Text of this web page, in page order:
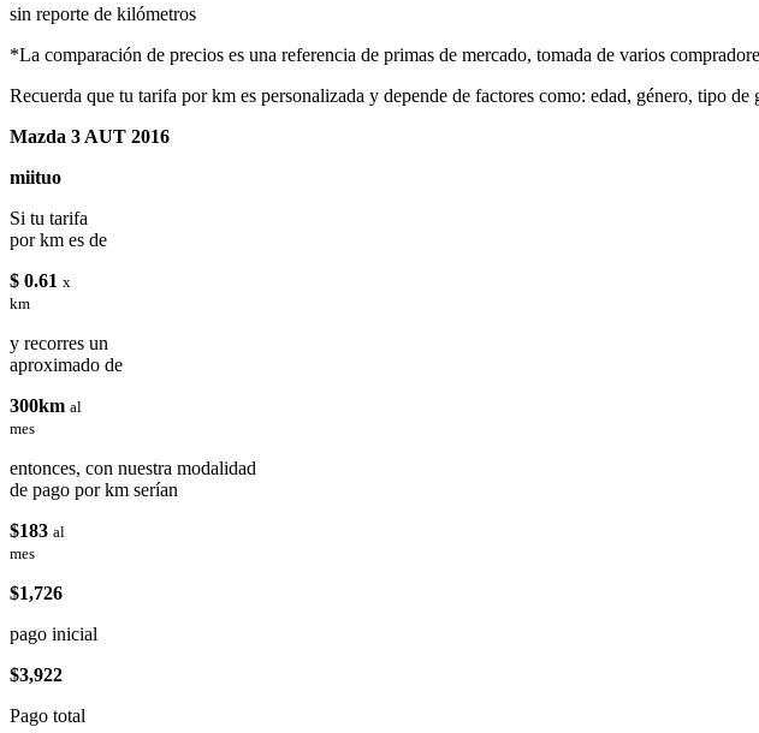
sin reporte de kilómetros
*La comparación de precios es una referencia de primas de mercado, tomada de varios
Recuerda que tu tarifa por km es personalizada y depende de factores como: edad, género, tipo
Mazda 3 AUT 2016
miituo
Si tu tarifa
por km es de
$ 0.61 x
km
y recorres un
aproximado de
300km al
mes
entonces, con nuestra modalidad
de pago por km serían
$183 al
mes
$1,726
pago inicial
$3,922
Pago total